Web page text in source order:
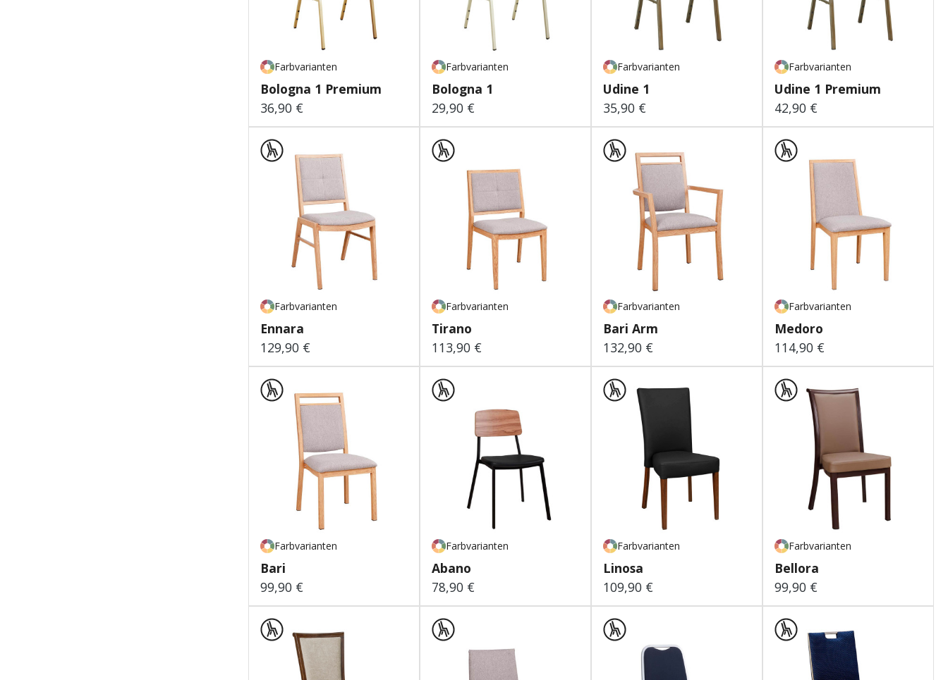
Farbvarianten
Bologna 1 Premium
Regulärer Preis:
36,90 €
Farbvarianten
Bologna 1
Regulärer Preis:
29,90 €
Farbvarianten
Udine 1
Regulärer Preis:
35,90 €
Farbvarianten
Udine 1 Premium
Regulärer Preis:
42,90 €
Farbvarianten
Ennara
Regulärer Preis:
129,90 €
Farbvarianten
Tirano
Regulärer Preis:
113,90 €
Farbvarianten
Bari Arm
Regulärer Preis:
132,90 €
Farbvarianten
Medoro
Regulärer Preis:
114,90 €
Farbvarianten
Bari
Regulärer Preis:
99,90 €
Farbvarianten
Abano
Regulärer Preis:
78,90 €
Farbvarianten
Linosa
Regulärer Preis:
109,90 €
Farbvarianten
Bellora
Regulärer Preis:
99,90 €